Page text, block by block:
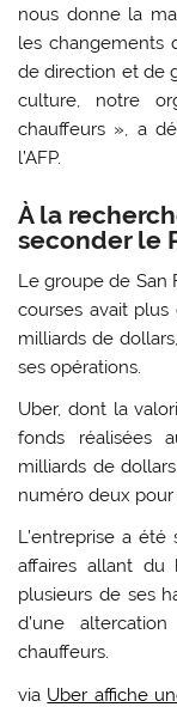
nous donne la
les changements
de direction et de
culture, notre
chauffeurs », a
l’AFP.
À la
seconder le
Le groupe de San
courses avait
milliards de
ses opérations.
Uber, dont la
fonds réalisées
milliards de
numéro deux pour
L’entreprise a
affaires allant du
plusieurs de ses
d’une
chauffeurs.
via Uber affiche